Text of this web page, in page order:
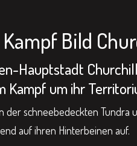
Bild
Hauptstadt
Kampf um ihr
der schneebedeckten Tundra
auf ihren Hinterbeinen auf.